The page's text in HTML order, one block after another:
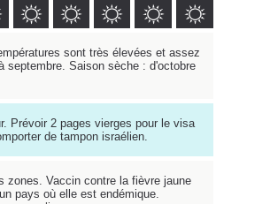
sont très élevées et assez
septembre. Saison sèche : d'octobre
Prévoir 2 pages vierges pour le visa
de tampon israélien.
zones. Vaccin contre la fièvre jaune
pays où elle est endémique.